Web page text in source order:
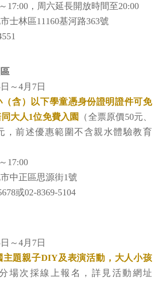
17:00，周六延長開放時間至20:00
士林區11160基河路363號
～4月7日
（含）以下學童憑身份證明證件可免
大人1位免費入園
（全票原價50元、
，前述優惠範圍不含親水體驗教育
17:00
中正區思源街1號
或02-8369-5104
～4月7日
主題親子DIY及表演活動，大人小孩
場次採線上報名，詳見活動網址